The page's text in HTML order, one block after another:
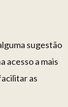
sugestão
acesso a mais
as